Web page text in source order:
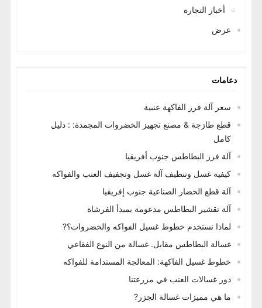
أخبار التجارة
عرض
دعامات
سعر آلة فرز الفاكهة عنبية
قطع طازجة & مصنع تجهيز الخضروات المجمدة: : دليل
كامل
آلة فرز البطاطس جنوب أفريقيا
كيفية غسل وتنظيف آلة غسل وتجفيف العنب والفواكه
آلة قطع الخضار الصناعية جنوب إفريقيا
آلة تقشير البطاطس مدعومة بمبدأ الفرشاة
لماذا نستخدم خطوط غسيل الفواكه والخضروات؟?
غسالة البطاطس مقابل. غسالة من النوع الفقاعي
خطوط غسيل الفاكهة: المعالجة المستدامة للفواكه
دور غسالات العنب في مزرعتنا
ما هي مميزات غسالة الجزر?